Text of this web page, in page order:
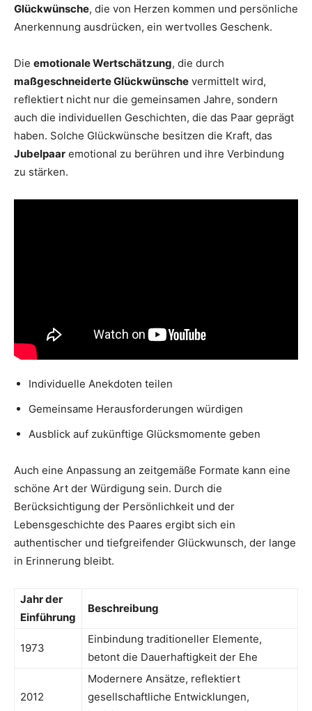
Glückwünsche, die von Herzen kommen und persönliche
Anerkennung ausdrücken, ein wertvolles Geschenk.
Die emotionale Wertschätzung, die durch
maßgeschneiderte Glückwünsche vermittelt wird,
reflektiert nicht nur die gemeinsamen Jahre, sondern
auch die individuellen Geschichten, die das Paar geprägt
haben. Solche Glückwünsche besitzen die Kraft, das
Jubelpaar emotional zu berühren und ihre Verbindung
zu stärken.
Individuelle Anekdoten teilen
Gemeinsame Herausforderungen würdigen
Ausblick auf zukünftige Glücksmomente geben
Auch eine Anpassung an zeitgemäße Formate kann eine
schöne Art der Würdigung sein. Durch die
Berücksichtigung der Persönlichkeit und der
Lebensgeschichte des Paares ergibt sich ein
authentischer und tiefgreifender Glückwunsch, der lange
in Erinnerung bleibt.
Jahr der
Einführung
Beschreibung
1973
Einbindung traditioneller Elemente,
betont die Dauerhaftigkeit der Ehe
2012
Modernere Ansätze, reflektiert
gesellschaftliche Entwicklungen,